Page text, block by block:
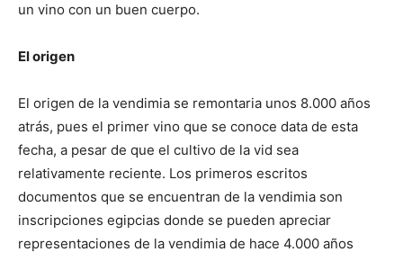
un vino con un buen cuerpo.
El origen
El origen de la vendimia se remontaria unos 8.000 años
atrás, pues el primer vino que se conoce data de esta
fecha, a pesar de que el cultivo de la vid sea
relativamente reciente. Los primeros escritos
documentos que se encuentran de la vendimia son
inscripciones egipcias donde se pueden apreciar
representaciones de la vendimia de hace 4.000 años